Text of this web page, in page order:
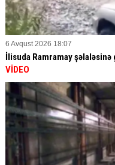
6 Avqust 2026 18:07
İlisuda Ramramay şəlaləsinə
VİDEO